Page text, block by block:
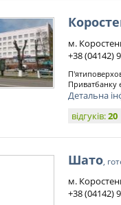
м.
+38 (04142)
Приватбанку
Детальна
відгуків:20
Шато,
м.
+38 (04142)